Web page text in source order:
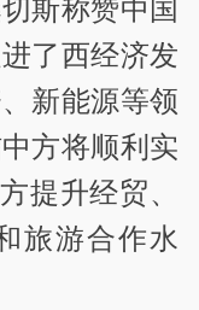
斯称赞中国
了西经济发
新能源等领
方将顺利实
提升经贸、
旅游合作水